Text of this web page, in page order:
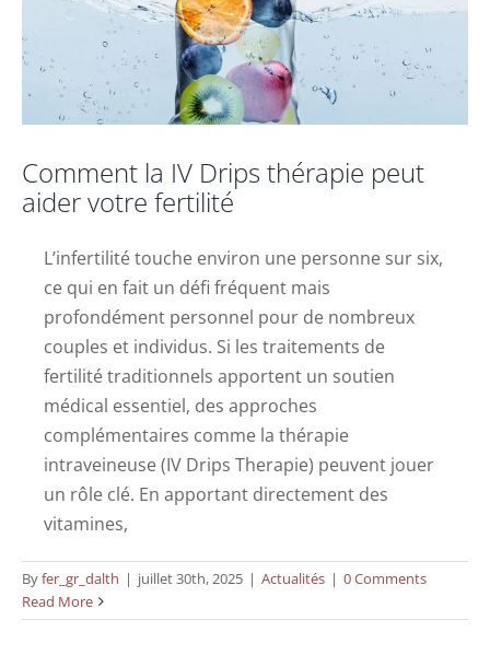
Comment la IV Drips thérapie peut
aider votre fertilité
L’infertilité touche environ une personne sur six,
ce qui en fait un défi fréquent mais
profondément personnel pour de nombreux
couples et individus. Si les traitements de
fertilité traditionnels apportent un soutien
médical essentiel, des approches
complémentaires comme la thérapie
intraveineuse (IV Drips Therapie) peuvent jouer
un rôle clé. En apportant directement des
vitamines,
Byfer_gr_dalth | juillet 30th, 2025 | Actualités | 0 Comments
Read More
Thérapie par perfusion intraveineuse (IV